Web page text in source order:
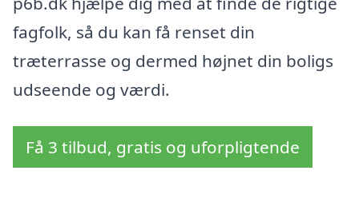
fagfolk, så du kan få renset din
træterrasse og dermed højnet din boligs
udseende og værdi.
Få 3 tilbud, gratis og uforpligtende